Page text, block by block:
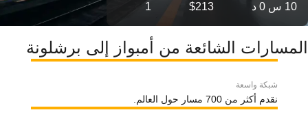
10 س 0 د $213
1
المسارات الشائعة من أمبواز إلى برشلونة
شبكة واسعة
نقدم أكثر من 700 مسار حول العالم.